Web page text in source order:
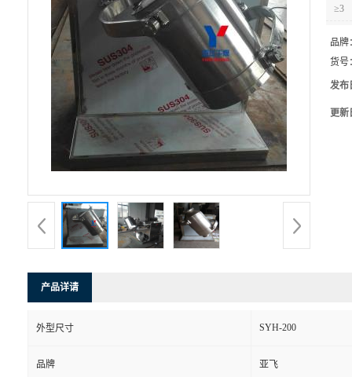
≥3
品牌
货号
发布
更新
产品详请
外型尺寸 SYH-200
品牌 亚飞